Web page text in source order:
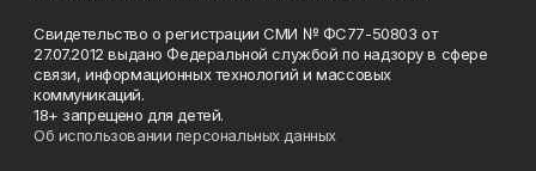
Свидетельство о регистрации СМИ № ФС77-50803 от
27.07.2012 выдано Федеральной службой по надзору в сфере
связи, информационных технологий и массовых
коммуникаций.
18+ запрещено для детей.
Об использовании персональных данных